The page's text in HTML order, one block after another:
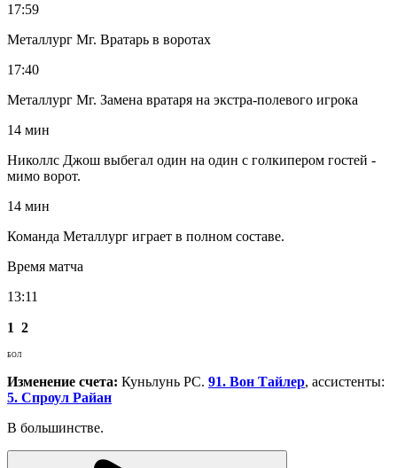
17:59
Металлург Мг. Вратарь в воротах
17:40
Металлург Мг. Замена вратаря на экстра-полевого игрока
14 мин
Николлс Джош выбегал один на один с голкипером гостей -
мимо ворот.
14 мин
Команда Металлург играет в полном составе.
Время матча
13:11
1 2
БОЛ
Изменение счета: Куньлунь РС. 91. Вон Тайлер, ассистенты:
5. Спроул Райан
В большинстве.